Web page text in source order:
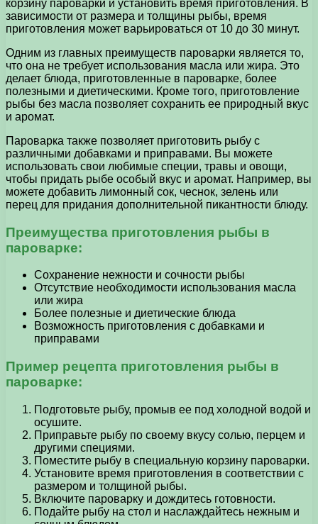
корзину пароварки и установить время приготовления. В
зависимости от размера и толщины рыбы, время
приготовления может варьироваться от 10 до 30 минут.
Одним из главных преимуществ пароварки является то,
что она не требует использования масла или жира. Это
делает блюда, приготовленные в пароварке, более
полезными и диетическими. Кроме того, приготовление
рыбы без масла позволяет сохранить ее природный вкус
и аромат.
Пароварка также позволяет приготовить рыбу с
различными добавками и приправами. Вы можете
использовать свои любимые специи, травы и овощи,
чтобы придать рыбе особый вкус и аромат. Например, вы
можете добавить лимонный сок, чеснок, зелень или
перец для придания дополнительной пикантности блюду.
Преимущества приготовления рыбы в
пароварке:
Сохранение нежности и сочности рыбы
Отсутствие необходимости использования масла
или жира
Более полезные и диетические блюда
Возможность приготовления с добавками и
приправами
Пример рецепта приготовления рыбы в
пароварке:
Подготовьте рыбу, промыв ее под холодной водой и
осушите.
Приправьте рыбу по своему вкусу солью, перцем и
другими специями.
Поместите рыбу в специальную корзину пароварки.
Установите время приготовления в соответствии с
размером и толщиной рыбы.
Включите пароварку и дождитесь готовности.
Подайте рыбу на стол и наслаждайтесь нежным и